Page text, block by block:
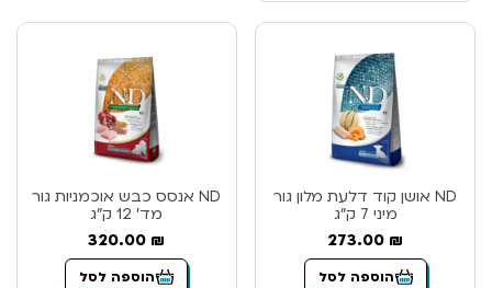
ND אושן קוד דלעת מלון גור
מיני 7 ק”ג
273.00 ₪
הוספה לסל
ND אנסס כבש אוכמניות גור
מד’ 12 ק”ג
320.00 ₪
הוספה לסל